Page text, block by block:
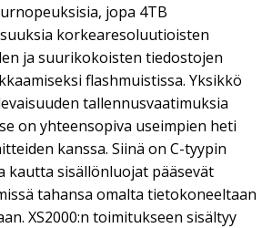
jopa 4TB
korkearesoluutioisten
ja suurikokoisten tiedostojen
flashmuistissa. Yksikkö
tallennusvaatimuksia
on yhteensopiva useimpien heti
kanssa. Siinä on C-tyypin
kautta sisällönluojat pääsevät
tahansa omalta tietokoneeltaan
XS2000:n toimitukseen sisältyy